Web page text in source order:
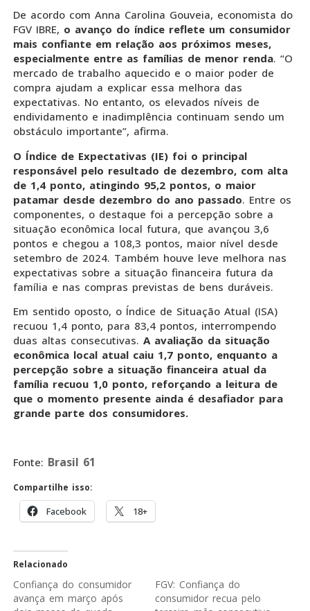
De acordo com Anna Carolina Gouveia, economista do
FGV IBRE, o avanço do índice reflete um consumidor
mais confiante em relação aos próximos meses,
especialmente entre as famílias de menor renda. “O
mercado de trabalho aquecido e o maior poder de
compra ajudam a explicar essa melhora das
expectativas. No entanto, os elevados níveis de
endividamento e inadimplência continuam sendo um
obstáculo importante”, afirma.
O Índice de Expectativas (IE) foi o principal
responsável pelo resultado de dezembro, com alta
de 1,4 ponto, atingindo 95,2 pontos, o maior
patamar desde dezembro do ano passado. Entre os
componentes, o destaque foi a percepção sobre a
situação econômica local futura, que avançou 3,6
pontos e chegou a 108,3 pontos, maior nível desde
setembro de 2024. Também houve leve melhora nas
expectativas sobre a situação financeira futura da
família e nas compras previstas de bens duráveis.
Em sentido oposto, o Índice de Situação Atual (ISA)
recuou 1,4 ponto, para 83,4 pontos, interrompendo
duas altas consecutivas. A avaliação da situação
econômica local atual caiu 1,7 ponto, enquanto a
percepção sobre a situação financeira atual da
família recuou 1,0 ponto, reforçando a leitura de
que o momento presente ainda é desafiador para
grande parte dos consumidores.
Fonte: Brasil 61
Compartilhe isso:
Facebook 18+
Relacionado
Confiança do consumidor
avança em março após
FGV: Confiança do
consumidor recua pelo